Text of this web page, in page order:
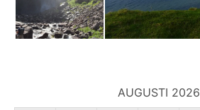
AUGUSTI 2026